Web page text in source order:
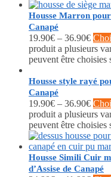
Housse Marron pour
Canapé
19.90€ – 36.90€
produit a plusieurs
peuvent être
Housse style rayé
Canapé
19.90€ – 36.90€
produit a plusieurs
peuvent être
Housse Simili Cuir
d’Assise de Canapé